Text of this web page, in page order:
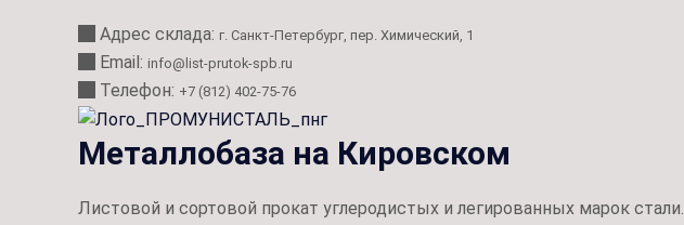
Адрес склада: г. Санкт-Петербург, пер. Химический, 1
Email: info@list-prutok-spb.ru
Телефон: +7 (812) 402-75-76
Металлобаза на Кировском
Листовой и сортовой прокат углеродистых и легированных марок стали.